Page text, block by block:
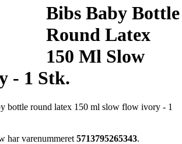
Bibs Baby Bottle
Round Latex
150 Ml Slow
- 1 Stk.
bottle round latex 150 ml slow flow ivory - 1
har varenummeret 5713795265343.